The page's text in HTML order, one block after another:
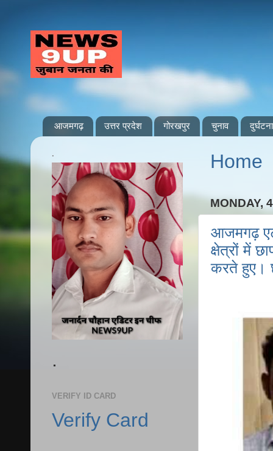
आजमगढ़ उत्तर प्रदेश गोरखपुर चुनाव दुर्घटना
Home
MONDAY,
आजमगढ़
क्षेत्रों में
करते हुए।
.
.
VERIFY ID CARD
Verify Card